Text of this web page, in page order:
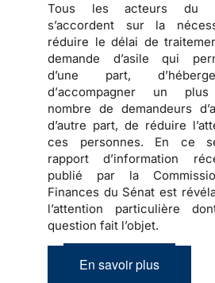
Tous les acteurs du
s’accordent sur la
réduire le délai de
demande d’asilequi
d’une part, d’
d’accompagner un plus
nombre dedemandeurs
d’autre part, de réduire
ces personnes. En ce
rapport d’information
publié par la
Finances du Sénat est
l’attention particulière
question fait l’objet.
En savoir plus